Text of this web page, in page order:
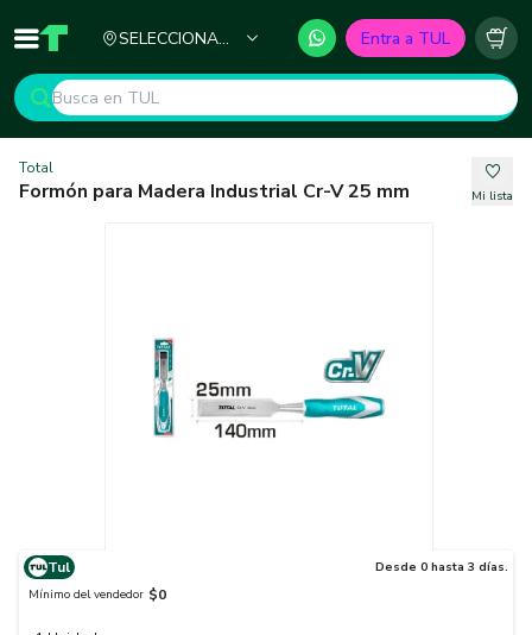
Inicio TUL - Tu Marketplace de Construcción
SELECCIONA
Entra a TUL
Total
Formón para Madera Industrial Cr-V 25 mm Mi lista
Tul
Desde 0 hasta 3 días.
Mínimo del vendedor $0